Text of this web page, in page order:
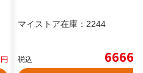
円
マイストア在庫： 2244
税込 6666